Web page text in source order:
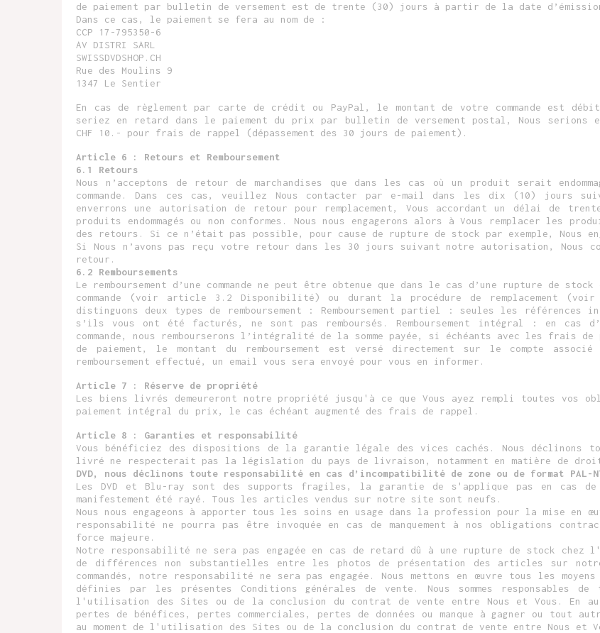
de paiement par bulletin de versement est de trente (30) jours à partir de la date
Dans ce cas, le paiement se fera au nom de :
CCP 17-795350-6
AV DISTRI SARL
SWISSDVDSHOP.CH
Rue des Moulins 9
1347 Le Sentier
En cas de règlement par carte de crédit ou PayPal, le montant de votre commande est
seriez en retard dans le paiement du prix par bulletin de versement postal, Nous serions
CHF 10.- pour frais de rappel (dépassement des 30 jours de paiement).
Article 6 : Retours et Remboursement
6.1 Retours
Nous n’acceptons de retour de marchandises que dans les cas où un produit serait
commande. Dans ces cas, veuillez Nous contacter par e-mail dans les dix (10) jours
enverrons une autorisation de retour pour remplacement, Vous accordant un délai de
produits endommagés ou non conformes. Nous nous engagerons alors à Vous remplacer les
des retours. Si ce n’était pas possible, pour cause de rupture de stock par exemple, Nous
Si Nous n’avons pas reçu votre retour dans les 30 jours suivant notre autorisation, Nous
retour.
6.2 Remboursements
Le remboursement d’une commande ne peut être obtenue que dans le cas d’une rupture de
commande (voir article 3.2 Disponibilité) ou durant la procédure de remplacement
distinguons deux types de remboursement : Remboursement partiel : seules les références
s’ils vous ont été facturés, ne sont pas remboursés. Remboursement intégral : en cas
commande, nous rembourserons l’intégralité de la somme payée, si échéants avec les frais
de paiement, le montant du remboursement est versé directement sur le compte
remboursement effectué, un email vous sera envoyé pour vous en informer.
Article 7 : Réserve de propriété
Les biens livrés demeureront notre propriété jusqu'à ce que Vous ayez rempli toutes vos
paiement intégral du prix, le cas échéant augmenté des frais de rappel.
Article 8 : Garanties et responsabilité
Vous bénéficiez des dispositions de la garantie légale des vices cachés. Nous
livré ne respecterait pas la législation du pays de livraison, notamment en matière de
DVD, nous déclinons toute responsabilité en cas d’incompatibilité de zone ou de format PAL-
Les DVD et Blu-ray sont des supports fragiles, la garantie de s'applique pas en cas
manifestement été rayé. Tous les articles vendus sur notre site sont neufs.
Nous nous engageons à apporter tous les soins en usage dans la profession pour la mise
responsabilité ne pourra pas être invoquée en cas de manquement à nos obligations
force majeure.
Notre responsabilité ne sera pas engagée en cas de retard dû à une rupture de stock
de différences non substantielles entre les photos de présentation des articles sur
commandés, notre responsabilité ne sera pas engagée. Nous mettons en œuvre tous les
définies par les présentes Conditions générales de vente. Nous sommes responsables
l'utilisation des Sites ou de la conclusion du contrat de vente entre Nous et Vous. En
pertes de bénéfices, pertes commerciales, pertes de données ou manque à gagner ou tout
au moment de l'utilisation des Sites ou de la conclusion du contrat de vente entre Nous et